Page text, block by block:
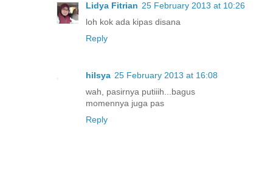
Lidya Fitrian 25 February 2013 at 10:26
loh kok ada kipas disana
Reply
hilsya 25 February 2013 at 16:08
wah, pasirnya putiiih...bagus
momennya juga pas
Reply